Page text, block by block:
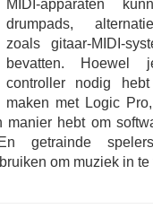
MIDI-apparaten
drumpads,
zoals gitaar-MIDI-
bevatten. Hoewel
controller nodig
maken met Logic
manier hebt om
getrainde
om muziek in